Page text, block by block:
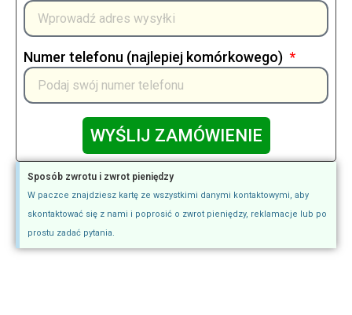
Numer telefonu (najlepiej komórkowego)
WYŚLIJ ZAMÓWIENIE
Sposób zwrotu i zwrot pieniędzy
W paczce znajdziesz kartę ze wszystkimi danymi kontaktowymi, aby
skontaktować się z nami i poprosić o zwrot pieniędzy, reklamacje lub po
prostu zadać pytania.